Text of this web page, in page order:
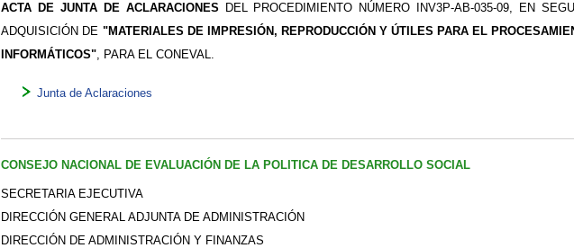
ACTA DE JUNTA DE ACLARACIONES DEL PROCEDIMIENTO NÚMERO INV3P-AB-035-09, EN
ADQUISICIÓN DE "MATERIALES DE IMPRESIÓN, REPRODUCCIÓN Y ÚTILES PARA EL
INFORMÁTICOS", PARA EL CONEVAL.
Junta de Aclaraciones
CONSEJO NACIONAL DE EVALUACIÓN DE LA POLITICA DE DESARROLLO SOCIAL
SECRETARIA EJECUTIVA
DIRECCIÓN GENERAL ADJUNTA DE ADMINISTRACIÓN
DIRECCIÓN DE ADMINISTRACIÓN Y FINANZAS